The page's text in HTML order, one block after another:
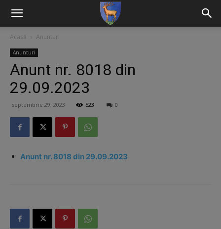
Acasă Anunturi
Anunturi
Anunt nr. 8018 din
29.09.2023
septembrie 29, 2023 523 0
Anunt nr. 8018 din 29.09.2023